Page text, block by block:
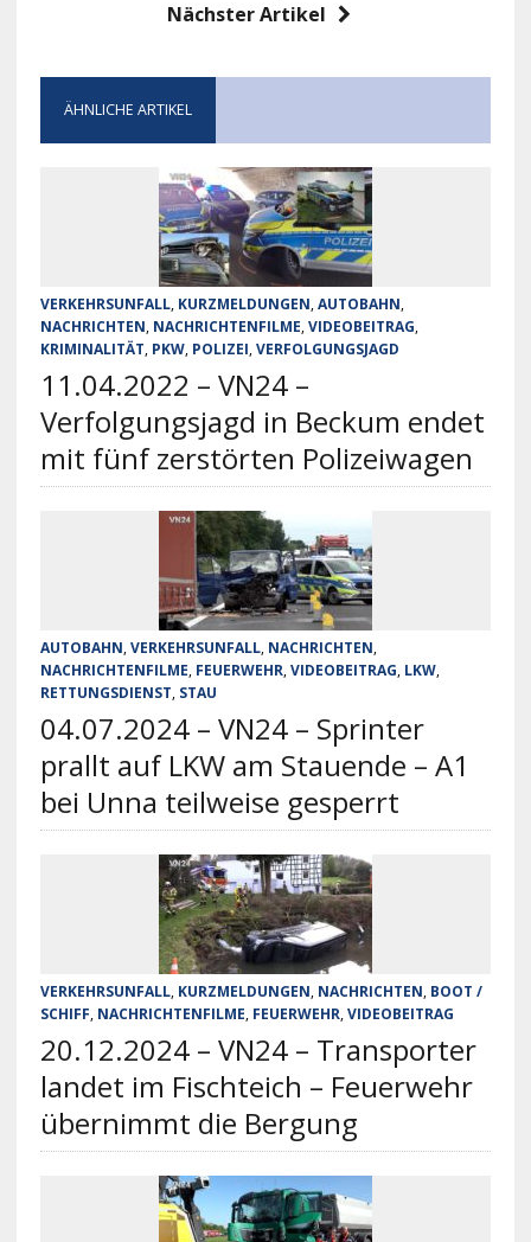
Nächster Artikel
ÄHNLICHE ARTIKEL
VERKEHRSUNFALL, KURZMELDUNGEN,AUTOBAHN,
NACHRICHTEN, NACHRICHTENFILME,VIDEOBEITRAG,
KRIMINALITÄT, PKW, POLIZEI,VERFOLGUNGSJAGD
11.04.2022 – VN24 –
Verfolgungsjagd in Beckum endet
mit fünf zerstörten Polizeiwagen
AUTOBAHN,VERKEHRSUNFALL, NACHRICHTEN,
NACHRICHTENFILME, FEUERWEHR,VIDEOBEITRAG, LKW,
RETTUNGSDIENST, STAU
04.07.2024 – VN24 – Sprinter
prallt auf LKW am Stauende – A1
bei Unna teilweise gesperrt
VERKEHRSUNFALL, KURZMELDUNGEN, NACHRICHTEN, BOOT /
SCHIFF, NACHRICHTENFILME, FEUERWEHR,VIDEOBEITRAG
20.12.2024 – VN24 – Transporter
landet im Fischteich – Feuerwehr
übernimmt die Bergung